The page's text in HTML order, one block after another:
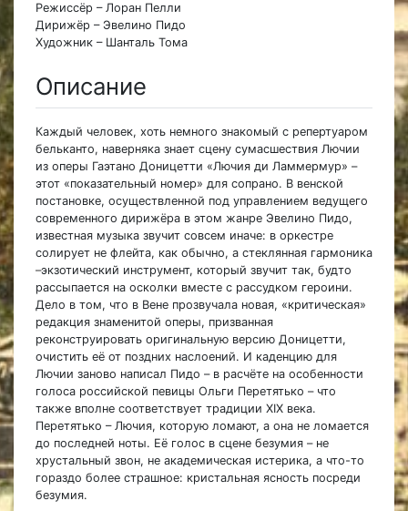
Режиссёр – Лоран Пелли
Дирижёр – Эвелино Пидо
Художник – Шанталь Тома
Описание
Каждый человек, хоть немного знакомый с репертуаром
бельканто, наверняка знает сцену сумасшествия Лючии
из оперы Гаэтано Доницетти «Лючия ди Ламмермур» –
этот «показательный номер» для сопрано. В венской
постановке, осуществленной под управлением ведущего
современного дирижёра в этом жанре Эвелино Пидо,
известная музыка звучит совсем иначе: в оркестре
солирует не флейта, как обычно, а стеклянная гармоника
–экзотический инструмент, который звучит так, будто
рассыпается на осколки вместе с рассудком героини.
Дело в том, что в Вене прозвучала новая, «критическая»
редакция знаменитой оперы, призванная
реконструировать оригинальную версию Доницетти,
очистить её от поздних наслоений. И каденцию для
Лючии заново написал Пидо – в расчёте на особенности
голоса российской певицы Ольги Перетятько – что
также вполне соответствует традиции XIX века.
Перетятько – Лючия, которую ломают, а она не ломается
до последней ноты. Её голос в сцене безумия – не
хрустальный звон, не академическая истерика, а что-то
гораздо более страшное: кристальная ясность посреди
безумия.